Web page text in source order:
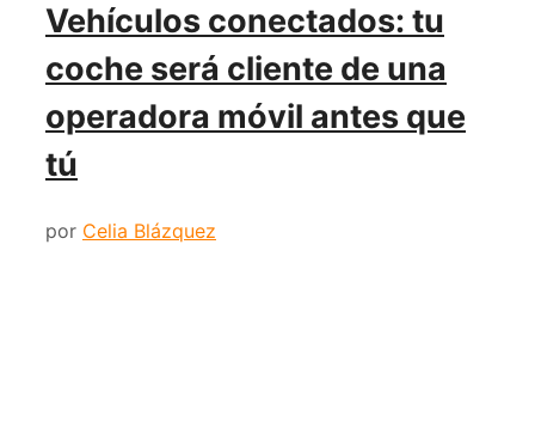
Vehículos conectados: tu
coche será cliente de una
operadora móvil antes que
tú
por Celia Blázquez